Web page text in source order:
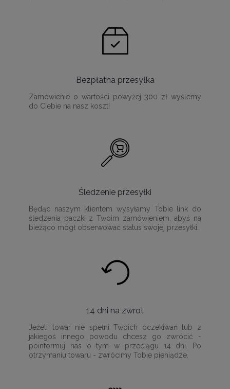
Bezpłatna przesyłka
Zamówienie o wartości powyżej 300 zł wyślemy
do Ciebie na nasz koszt!
Śledzenie przesyłki
Będąc naszym klientem wysyłamy Tobie link do
śledzenia paczki z Twoim zamówieniem, abyś na
bieżąco mógł obserwować status swojej przesyłki.
14 dni na zwrot
Jeżeli towar nie spełni Twoich oczekiwań lub z
jakiegoś innego powodu chcesz go zwrócić -
poinformuj nas o tym w przeciągu 14 dni. Po
otrzymaniu towaru - zwrócimy Tobie pieniądze.